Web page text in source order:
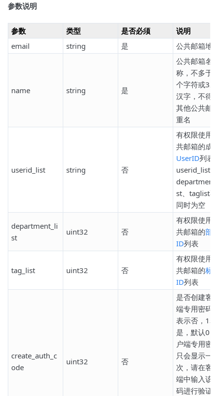
参数说明
参数 类型 是否必须
说明
email
string 是 公共邮箱地
name string 是
公共邮箱名
称，不多于
个字符或32
汉字，不得
其他公共邮
重名
userid_list string 否
有权限使用
共邮箱的成
UserID列表
userid_list、
st、taglist
同时为空
department_li
st
uint32 否
有权限使用
共邮箱的部
ID列表
tag_list uint32 否
有权限使用
共邮箱的标
ID列表
create_auth_c
ode
uint32 否
是否创建客
端专用密码
表示否，1
是，默认0
户端专用密
只会显示一
次，请在客
端中输入该
码进行验证